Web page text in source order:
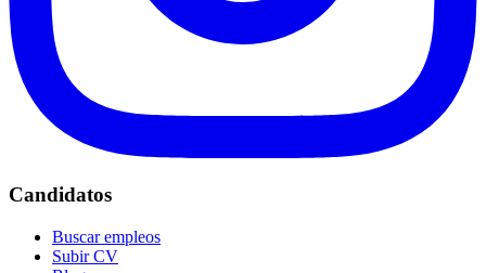
Candidatos
Buscar empleos
Subir CV